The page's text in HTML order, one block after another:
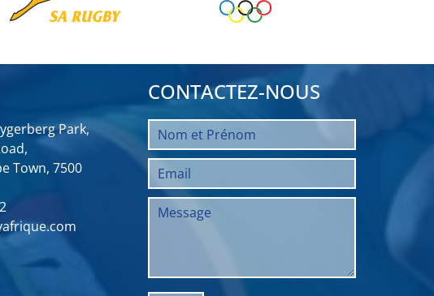
Park,
Town, 7500
CONTACTEZ-NOUS